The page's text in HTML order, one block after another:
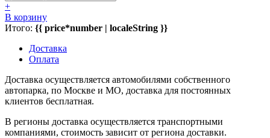
+
В корзину
Итого: {{ price*number | localeString }}
Доставка
Оплата
Доставка осуществляется автомобилями собственного
автопарка, по Москве и МО, доставка для постоянных
клиентов бесплатная.
В регионы доставка осуществляется транспортными
компаниями, стоимость зависит от региона доставки.